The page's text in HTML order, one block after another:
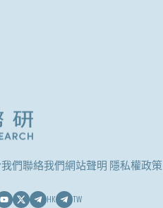
們聯絡我們網站聲明 隱私權政策
HK TW